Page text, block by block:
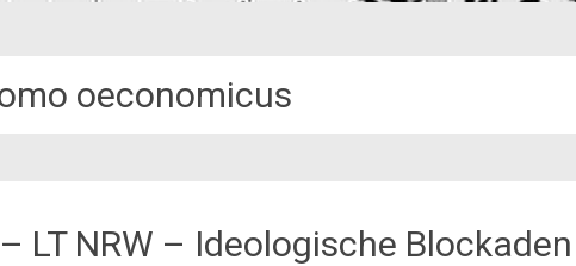
oeconomicus
LT NRW – Ideologische Blockaden